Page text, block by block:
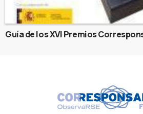
Guía de los XVI Premios